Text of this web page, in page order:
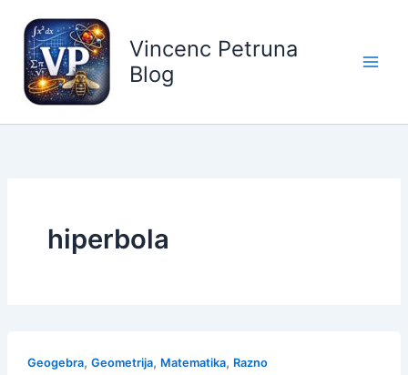
content
Vincenc Petruna
Blog
hiperbola
Geogebra, Geometrija, Matematika, Razno